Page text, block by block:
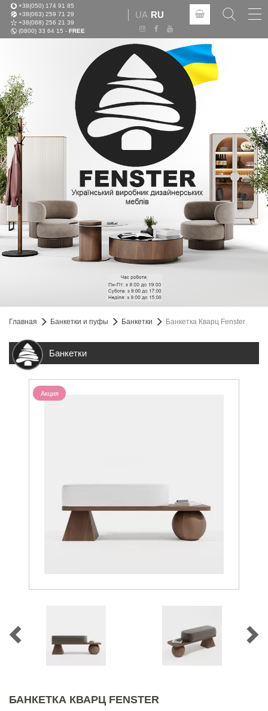
+38(050) 174 91 85
+38(063) 259 71 29
+38(068) 256 21 39
(0800) 33 64 15 - FREE
UA RU
Главная Банкетки и пуфы Банкетки Банкетка Кварц Fenster
Банкетки
Акция
БАНКЕТКА КВАРЦ FENSTER